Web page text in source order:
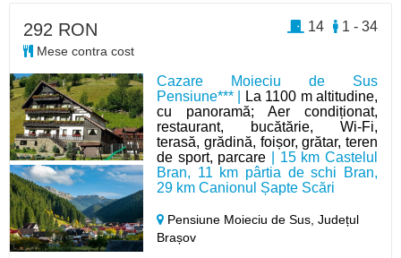
Cazare Moieciu de Sus
Pensiune*** |
La 1100 m altitudine,
cu panoramă; Aer condiționat,
restaurant, bucătărie, Wi-Fi,
terasă, grădină, foișor, grătar, teren
de sport, parcare | 15 km Castelul
Bran, 11 km pârtia de schi Bran,
29 km Canionul Șapte Scări
Pensiune Moieciu de Sus,Județul
Brașov
292 RON
Mese contra cost
1 - 34
14